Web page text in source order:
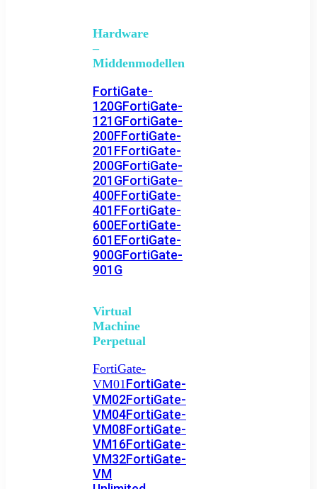
Hardware
–
Middenmodellen
FortiGate-
120GFortiGate-
121GFortiGate-
200FFortiGate-
201FFortiGate-
200GFortiGate-
201GFortiGate-
400FFortiGate-
401FFortiGate-
600EFortiGate-
601EFortiGate-
900GFortiGate-
901G
Virtual
Machine
Perpetual
FortiGate-
VM01FortiGate-
VM02FortiGate-
VM04FortiGate-
VM08FortiGate-
VM16FortiGate-
VM32FortiGate-
VM